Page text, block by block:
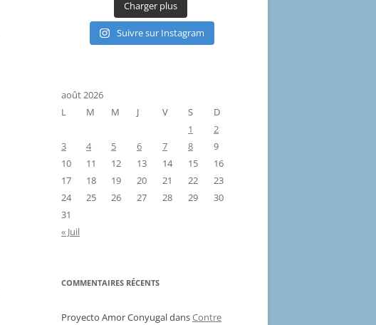
Charger plus
Suivre sur Instagram
août 2026
L
M M J V S
D
1
2
3
4 5 6 7 8
9
10
11 12 13 14 15
16
17
18 19 20 21 22
23
24
25 26 27 28 29
30
31
« Juil
COMMENTAIRES RÉCENTS
Proyecto Amor ConyugaldansContre